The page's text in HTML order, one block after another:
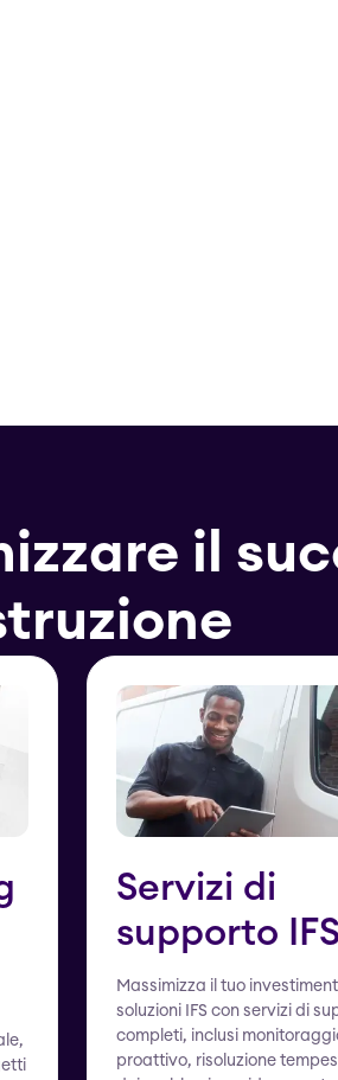
il
Servizi di
supporto IFS
Massimizza il tuo
soluzioni IFS con servizi di
completi, inclusi
proattivo, risoluzione